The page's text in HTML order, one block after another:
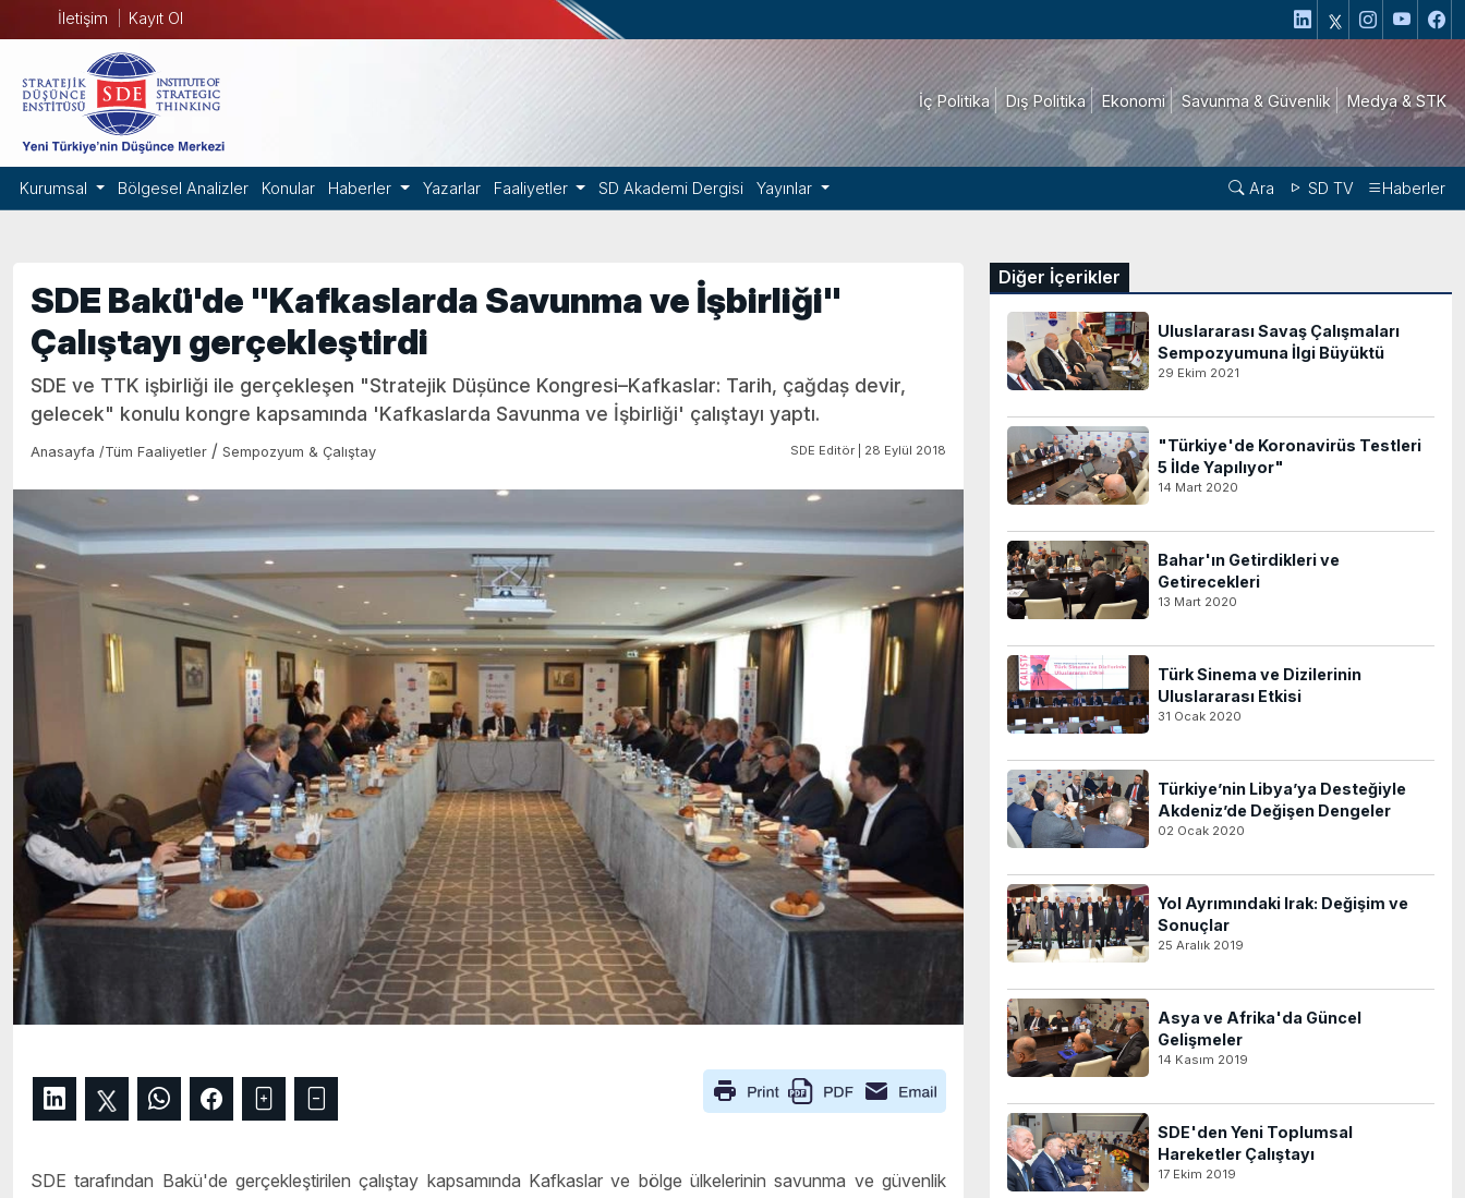
İletişim Kayıt Ol
İç Politika Dış Politika Ekonomi Savunma & Güvenlik Medya & STK
Kurumsal Bölgesel Analizler Konular Haberler Yazarlar Faaliyetler SD Akademi Dergisi Yayınlar Ara SD TV Haberler
SDE Bakü'de "Kafkaslarda Savunma ve İşbirliği"
Çalıştayı gerçekleştirdi
SDE ve TTK işbirliği ile gerçekleşen "Stratejik Düșünce Kongresi–Kafkaslar: Tarih, çağdaș devir,
gelecek" konulu kongre kapsamında 'Kafkaslarda Savunma ve İşbirliği' çalıştayı yaptı.
Anasayfa /Tüm Faaliyetler / Sempozyum & Çalıştay SDE Editör | 28 Eylül 2018
SDE tarafından Bakü'de gerçekleştirilen çalıştay kapsamında Kafkaslar ve bölge ülkelerinin savunma ve güvenlik
Diğer İçerikler
Uluslararası Savaş Çalışmaları
Sempozyumuna İlgi Büyüktü
29 Ekim 2021
"Türkiye'de Koronavirüs Testleri
5 İlde Yapılıyor"
14 Mart 2020
Bahar'ın Getirdikleri ve
Getirecekleri
13 Mart 2020
Türk Sinema ve Dizilerinin
Uluslararası Etkisi
31 Ocak 2020
Türkiye’nin Libya’ya Desteğiyle
Akdeniz’de Değişen Dengeler
02 Ocak 2020
Yol Ayrımındaki Irak: Değişim ve
Sonuçlar
25 Aralık 2019
Asya ve Afrika'da Güncel
Gelişmeler
14 Kasım 2019
SDE'den Yeni Toplumsal
Hareketler Çalıştayı
17 Ekim 2019